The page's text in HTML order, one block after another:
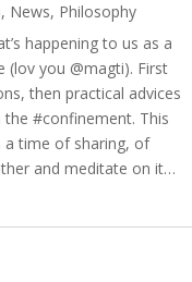
, News, Philosophy
happening to us as a
(lov you @magti). First
then practical advices
#confinement. This
time of sharing, of
and meditate on it…